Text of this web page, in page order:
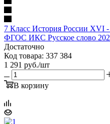
7 Класс История России
ФГОС ИКС Русское слово
Достаточно
Код товара: 337 384
1 291 руб./шт
В корзину